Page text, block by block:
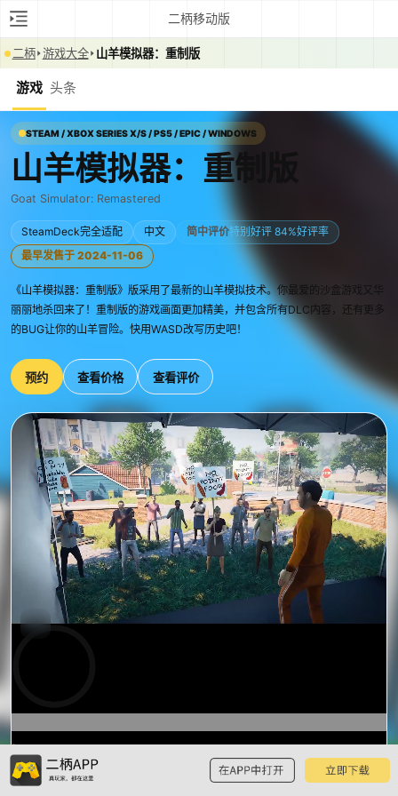
二柄移动版
二柄 游戏大全 山羊模拟器：重制版
游戏 头条
STEAM / XBOX SERIES X/S / PS5 / EPIC / WINDOWS
山羊模拟器：重制版
Goat Simulator: Remastered
SteamDeck完全适配 中文 简中评价特别好评 84%好评率
最早发售于 2024-11-06
《山羊模拟器：重制版》版采用了最新的山羊模拟技术。你最爱的沙盒游戏又华
丽丽地杀回来了！重制版的游戏画面更加精美，并包含所有DLC内容，还有更多
的BUG让你的山羊冒险。快用WASD改写历史吧！
预约 查看价格 查看评价
0:10
预
览